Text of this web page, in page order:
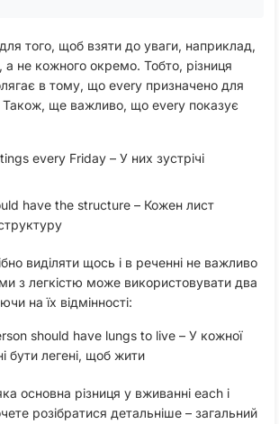
того, щоб взяти до уваги, наприклад,
не кожного окремо. Тобто, різниця
в тому, що every призначено для
Також, ще важливо, що every показує
every Friday – У них зустрічі
have the structure – Кожен лист
виділяти щось і в реченні не важливо
з легкістю може використовувати два
на їх відмінності:
should have lungs to live – У кожної
бути легені, щоб жити
основна різниця у вживанні each і
розібратися детальніше – загальний